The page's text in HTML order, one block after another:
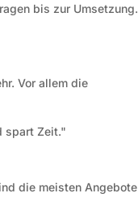
bis zur Umsetzung.
Vor allem die
spart Zeit."
die meisten Angebote